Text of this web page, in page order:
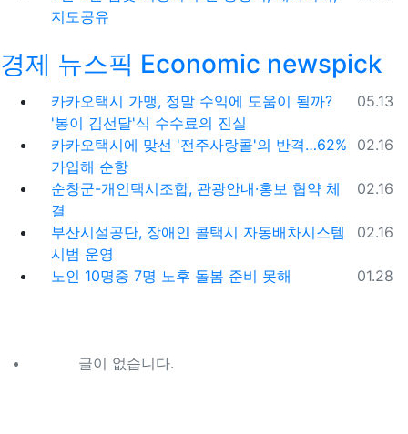
지도공유
경제 뉴스픽 Economic newspick
등록일
05.13
카카오택시 가맹, 정말 수익에 도움이 될까?
'봉이 김선달'식 수수료의 진실
등록일
02.16
카카오택시에 맞선 '전주사랑콜'의 반격…62%
가입해 순항
등록일
02.16
순창군-개인택시조합, 관광안내·홍보 협약 체
결
등록일
02.16
부산시설공단, 장애인 콜택시 자동배차시스템
시범 운영
등록일
01.28
노인 10명중 7명 노후 돌봄 준비 못해
글이 없습니다.